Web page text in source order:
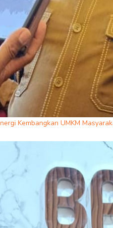
Kembangkan UMKM